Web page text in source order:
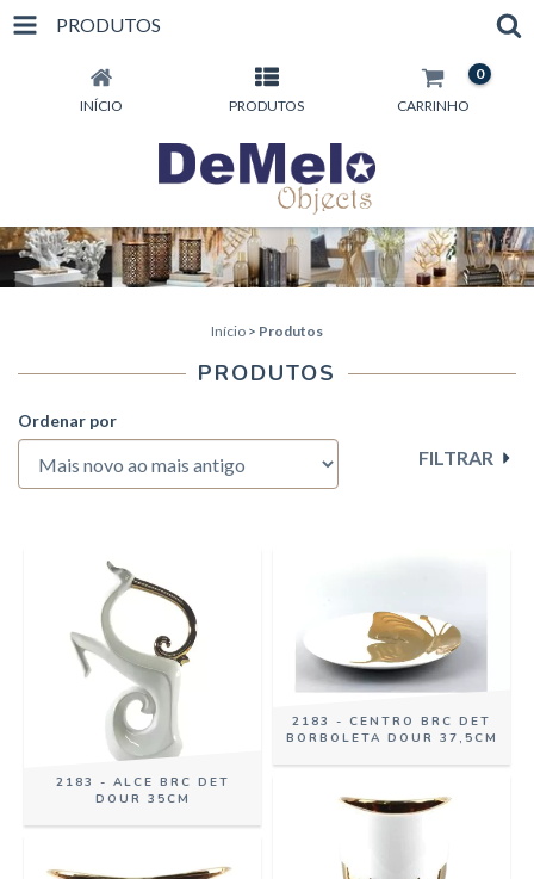
PRODUTOS
INÍCIO PRODUTOS CARRINHO
0
Início > Produtos
PRODUTOS
Ordenar por
FILTRAR
2183 - ALCE BRC DET
DOUR 35CM
2183 - CENTRO BRC DET
BORBOLETA DOUR 37,5CM